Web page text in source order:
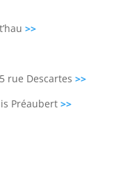
>>
rue Descartes >>
Préaubert >>